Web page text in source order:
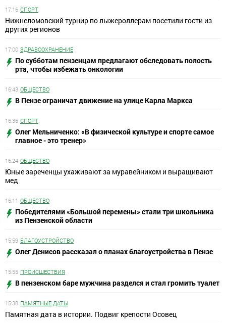
17:16 СПОРТ
Нижнеломовский турнир по лыжероллерам посетили гости из
других регионов
17:00 ЗДРАВООХРАНЕНИЕ
По субботам пензенцам предлагают обследовать полость
рта, чтобы избежать онкологии
16:43 ОБЩЕСТВО
В Пензе ограничат движение на улице Карла Маркса
16:36 СПОРТ
Олег Мельниченко: «В физической культуре и спорте самое
главное - это тренер»
16:24 ОБЩЕСТВО
Юные зареченцы ухаживают за муравейником и выращивают
мед
16:11 ОБЩЕСТВО
Победителями «Большой перемены» стали три школьника
из Пензенской области
15:59 БЛАГОУСТРОЙСТВО
Олег Денисов рассказал о планах благоустройства в Пензе
15:55 ПРОИСШЕСТВИЯ
В пензенском баре мужчина разделся и стал громить туалет
15:38 ПАМЯТНЫЕ ДАТЫ
Памятная дата в истории. Подвиг крепости Осовец